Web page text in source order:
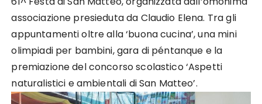
associazione presieduta da Claudio Elena. Tra gli
appuntamenti oltre alla ‘buona cucina’, una mini
olimpiadi per bambini, gara di péntanque e la
premiazione del concorso scolastico ‘Aspetti
naturalistici e ambientali di San Matteo’.